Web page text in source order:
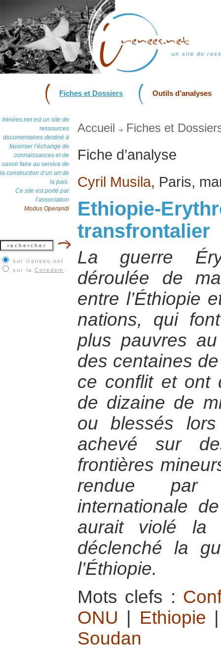
un site de
Fiches et Dossiers Outils d’analyses
Irénées.net est un site de
ressources
documentaires destiné à
favoriser l’échange de
connaissances et de
savoir faire au service de
la construction d’un art de
la paix.
Ce site est porté par
l’association
Modus Operandi
sur irenees.net
sur la Coredem
Accueil Fiches et
Fiche d’analyse
Cyril Musila, Paris,
Ethiopie-
transfrontalier
La guerre
déroulée de
entre l’Éthiopie
nations, qui
plus pauvres
des centaines
ce conflit et ont
de dizaine de
ou blessés
achevé sur
frontières
rendue par
internationale
aurait violé la
déclenché la
l’Éthiopie.
Mots clefs :
ONU
Ethiopie
Soudan